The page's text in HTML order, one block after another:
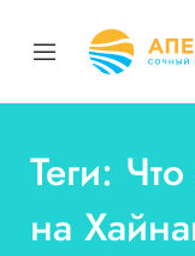
Теги:
на